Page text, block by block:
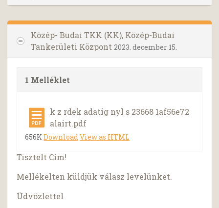
Közép- Budai TKK (KK), Közép-Budai
Tankerületi Központ 2023. december 15.
1 Melléklet
k z rdek adatig nyl s 23668 1af56e72
alairt.pdf
656KDownloadView as HTML
Tisztelt Cím!
Mellékelten küldjük válasz levelünket.
Üdvözlettel